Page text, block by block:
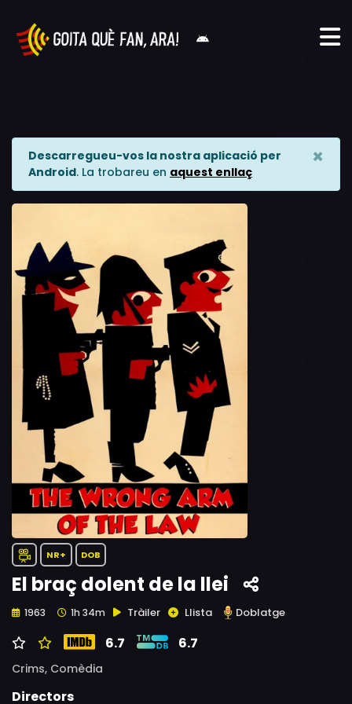
Descarregueu-vos la nostra aplicació per
Android. La trobareu en aquest enllaç
×
NR+ DOB
El braç dolent de la llei
1963 1h 34m Tràiler Llista Doblatge
6.7 6.7
Crims, Comèdia
Directors